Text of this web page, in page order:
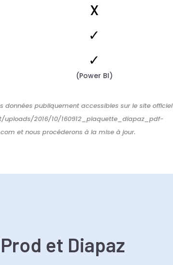
X
✓
✓
(Power BI)
publiquement accessibles sur le site officiel
uploads/2016/10/160912_plaquette_diapaz_pdf-
et nous procéderons à la mise à jour.
et Diapaz